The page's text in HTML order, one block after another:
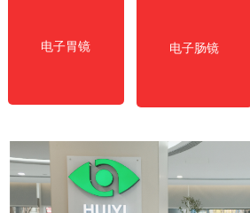
电子肠镜
电子胃镜